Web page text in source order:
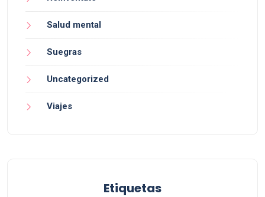
Salud mental
Suegras
Uncategorized
Viajes
Etiquetas